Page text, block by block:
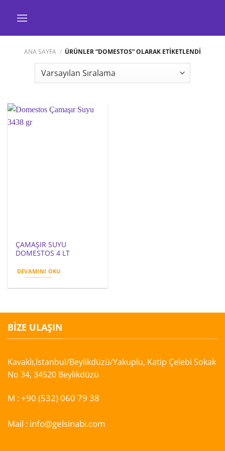
ANA SAYFA / ÜRÜNLER “DOMESTOS” OLARAK ETIKETLENDI
ÇAMAŞIR SUYU
DOMESTOS 4 LT
DEVAMINI OKU
BIZE ULAŞIN
Kavaklı,İstanbul/Beylikdüzü/Yakuplu, Katip Çelebi Sokak
No 34, 34520 Beylikdüzü
M :+90 (532) 060 79 38
Mail : info@gelsinabi.com